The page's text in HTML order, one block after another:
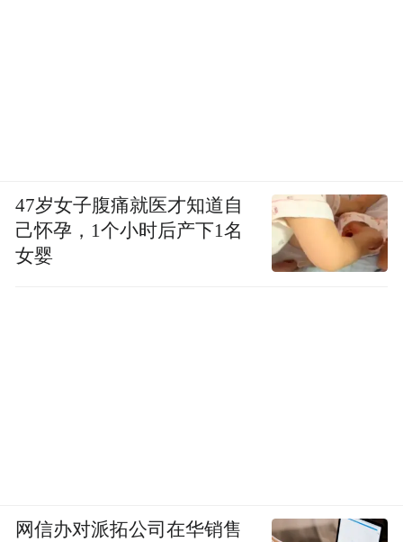
47岁女子腹痛就医才知道自
己怀孕，1个小时后产下1名
女婴
网信办对派拓公司在华销售